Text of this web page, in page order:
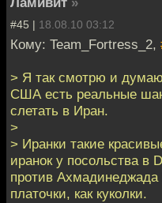
#45 | 18.08.10 03:12
Кому: Team_Fortress_2,
> Я так смотрю и
США есть реальные
слетать в Иран.
>
> Иранки такие
иранок у посольства в
против Ахмадинеджада
платочки, как куколки.